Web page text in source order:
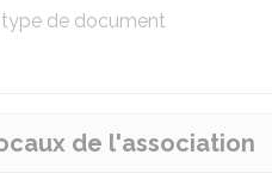
de document
de l'association